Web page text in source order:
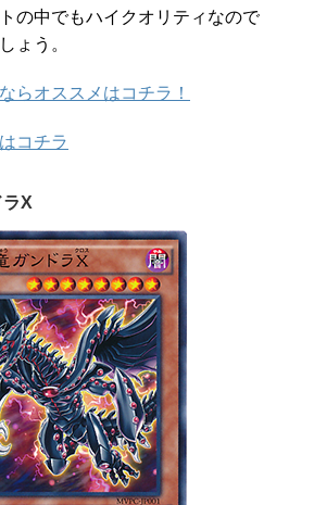
の中でもハイクオリティなので
ょう。
らオススメはコチラ！
コチラ
X